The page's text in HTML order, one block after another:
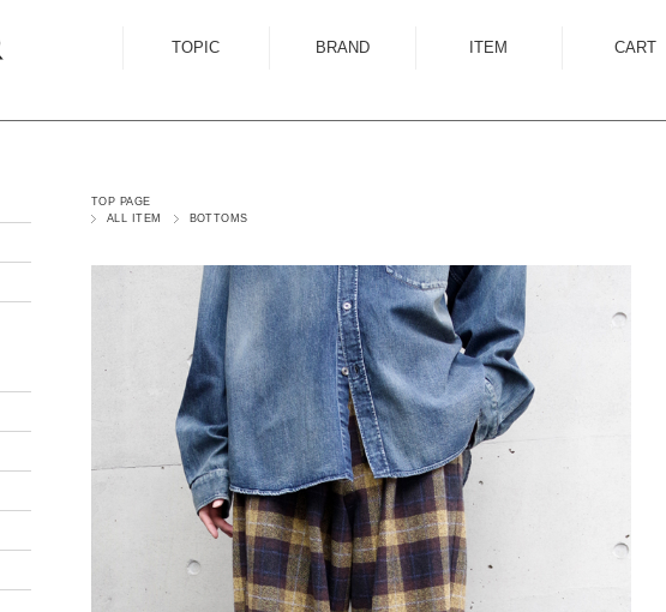
TOPIC BRAND
AUTTAA
BED J.W. FORD
BOW WOW
CUINIIE
Edwina Horl
EMAM
Garden of Eden
HAAL
ITEM
CUTSEWN
BOTTOM
HAT/CAP
EYEWEAR
ACCESSORY
BAG
SHOES
GIFT
WRAPPING
CART
TOP PAGE
ALL ITEM
BOTTOMS